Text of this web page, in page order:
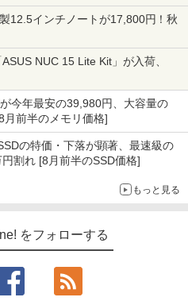
数連動セール ほか
12.5インチノートが17,800円！秋
NUC 15 Lite Kit」が入荷、
今年最安の39,980円、大容量の
月前半のメモリ価格]
の特価・下落が顕著、最速級の
円割れ [8月前半のSSD価格]
もっと見る
をフォローする